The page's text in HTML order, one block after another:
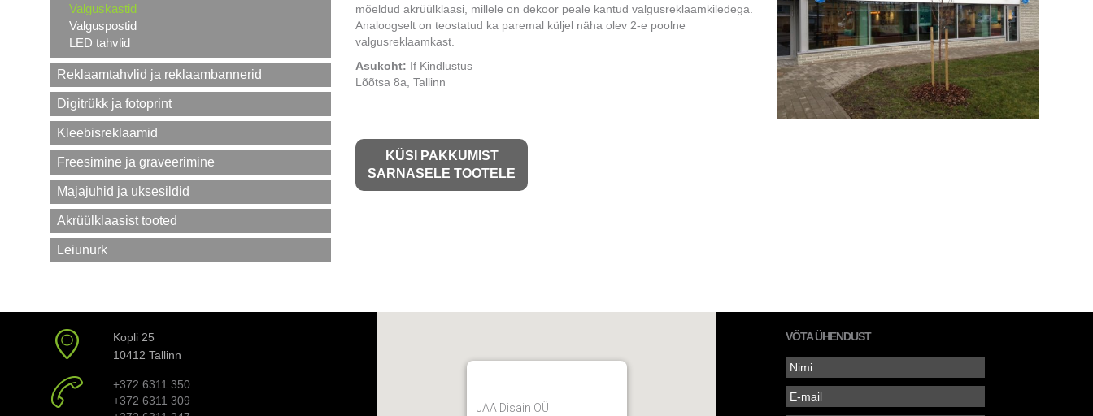
Valguskastid
Valguspostid
LED tahvlid
Reklaamtahvlid ja reklaambannerid
Digitrükk ja fotoprint
Kleebisreklaamid
Freesimine ja graveerimine
Majajuhid ja uksesildid
Akrüülklaasist tooted
Leiunurk
mõeldud akrüülklaasi, millele on dekoor peale kantud valgusreklaamkiledega.
Analoogselt on teostatud ka paremal küljel näha olev 2-e poolne
valgusreklaamkast.
Asukoht: If Kindlustus
Lõõtsa 8a, Tallinn
KÜSI PAKKUMIST
SARNASELE TOOTELE
Kopli 25
10412 Tallinn
+372 6311 350
+372 6311 309
JAA Disain OÜ
VÕTA ÜHENDUST